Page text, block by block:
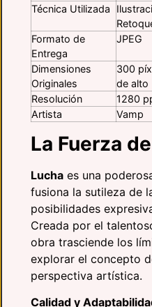
Técnica Utilizada
Formato de
Entrega
JPEG
Dimensiones
Originales
300
de alto
Resolución
1280
Artista
Vamp
La Fuerza
Lucha es una
fusiona la sutileza de
posibilidades
Creada por el
obra trasciende los
explorar el concepto
perspectiva artística.
Calidad y